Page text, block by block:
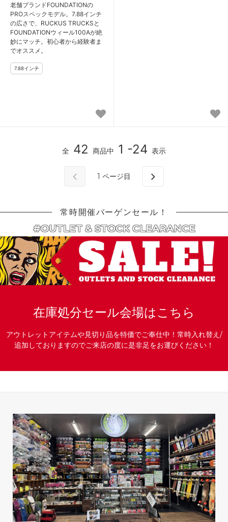
老舗ブランドFOUNDATIONの
PROスペックモデル。7.88インチ
の広さで、RUCKUS TRUCKSと
FOUNDATIONウィール100Aが絶
妙にマッチ。初心者から経験者ま
でオススメ。
全 42 商品中 1 -24 表示
1 ページ目
常時開催バーゲンセール！
#OUTLET & STOCK CLEARANCE
在庫処分セール会場はこちら
アウトレットアイテムや見切り品を特価でご奉仕中！常時入れ替え/
追加しておりますのでご来店の度に是非足をお運びください！